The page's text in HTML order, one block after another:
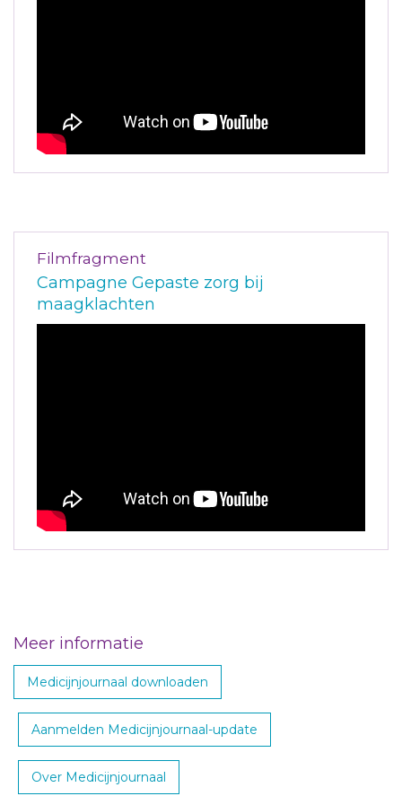
Filmfragment
Campagne Gepaste zorg bij
maagklachten
Meer informatie
Medicijnjournaal downloaden
Aanmelden Medicijnjournaal-update
Over Medicijnjournaal